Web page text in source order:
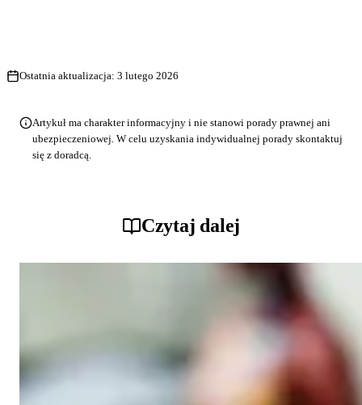
Ostatnia aktualizacja: 3 lutego 2026
Artykuł ma charakter informacyjny i nie stanowi porady prawnej ani
ubezpieczeniowej. W celu uzyskania indywidualnej porady skontaktuj
się z doradcą.
Czytaj dalej